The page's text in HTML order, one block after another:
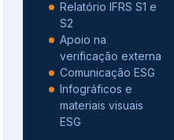
Relatório IFRS S1 e
S2
Apoio na
verificação externa
Comunicação ESG
Infográficos e
materiais visuais
ESG